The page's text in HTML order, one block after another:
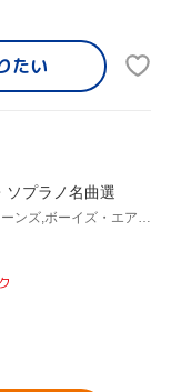
たい
ソプラノ名曲選